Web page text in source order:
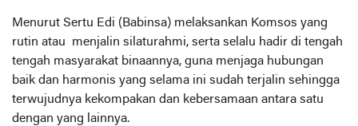
Menurut Sertu Edi (Babinsa) melaksankan Komsos yang
rutin atau menjalin silaturahmi, serta selalu hadir di tengah
tengah masyarakat binaannya, guna menjaga hubungan
baik dan harmonis yang selama ini sudah terjalin sehingga
terwujudnya kekompakan dan kebersamaan antara satu
dengan yang lainnya.